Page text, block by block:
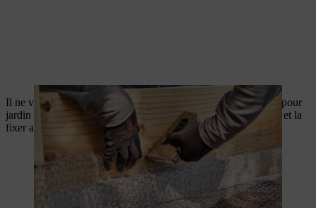
Il ne vous reste qu’à tapisser la paroi intérieure du bac en bois pour
jardin surélevé avec une bâche ou une membrane d’étanchéité et la
fixer avec des clous.